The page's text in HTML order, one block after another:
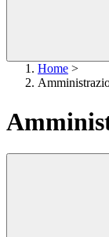
Home >